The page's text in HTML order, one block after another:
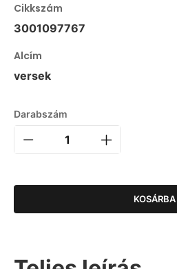
Cikkszám
3001097767
Alcím
versek
Darabszám
KOSÁRBA